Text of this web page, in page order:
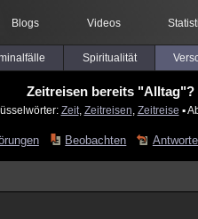
Blogs Videos
Spiritualität
Zeitreisen bereits "Alltag"?
Zeit, Zeitreisen Zeitreise ▪
Beobachten